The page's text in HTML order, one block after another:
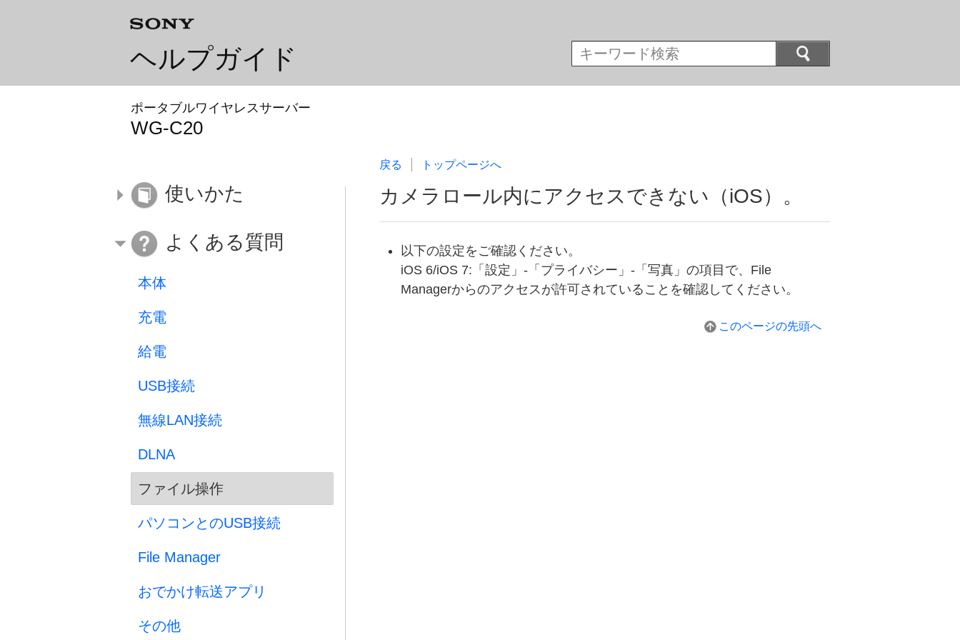
ヘルプガイド
ポータブルワイヤレスサーバー
WG-C20
戻る トップページへ
カメラロール内にアクセスできない（iOS）。
以下の設定をご確認ください。
iOS 6/iOS 7:「設定」‐「プライバシー」‐「写真」の項目で、File
Managerからのアクセスが許可されていることを確認してください。
このページの先頭へ
使いかた
よくある質問
本体
充電
給電
USB接続
無線LAN接続
DLNA
ファイル操作
パソコンとのUSB接続
File Manager
おでかけ転送アプリ
その他